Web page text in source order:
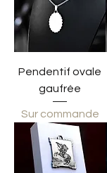
Pendentif ovale
gaufrée
Sur commande